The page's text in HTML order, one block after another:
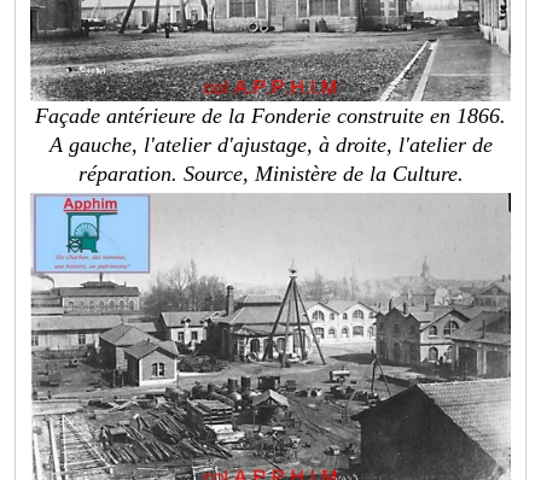
Façade antérieure de la Fonderie construite en 1866.
A gauche, l'atelier d'ajustage, à droite, l'atelier de
réparation. Source, Ministère de la Culture.